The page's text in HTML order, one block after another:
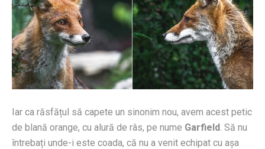
Iar ca răsfățul să capete un sinonim nou, avem acest petic
de blană orange, cu alură de râs, pe nume Garfield . Să nu
întrebați unde-i este coada, că nu a venit echipat cu așa